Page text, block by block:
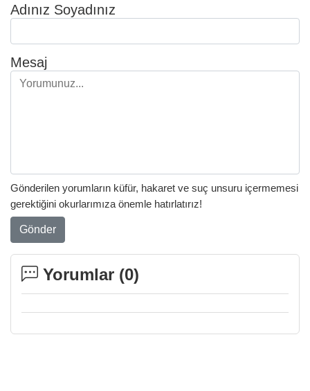
Adınız Soyadınız
Mesaj
Gönderilen yorumların küfür, hakaret ve suç unsuru içermemesi
gerektiğini okurlarımıza önemle hatırlatırız!
Gönder
Yorumlar (0)